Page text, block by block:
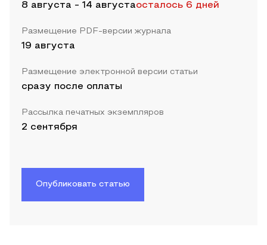
8 августа - 14 августаосталось 6 дней
Размещение PDF-версии журнала
19 августа
Размещение электронной версии статьи
сразу после оплаты
Рассылка печатных экземпляров
2 сентября
Опубликовать статью